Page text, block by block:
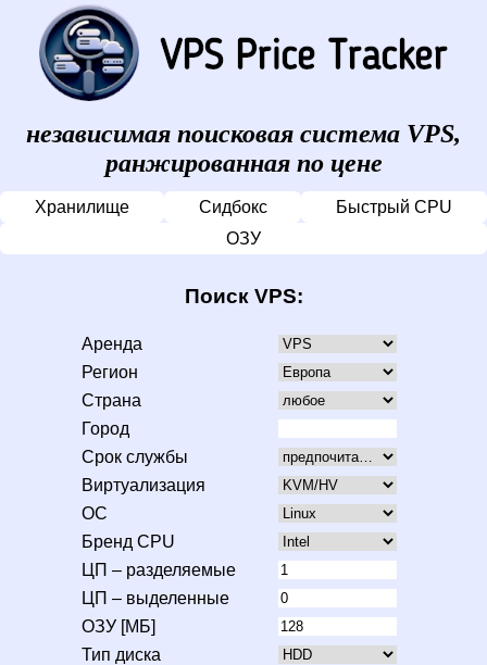
независимая поисковая система VPS,
ранжированная по цене
Хранилище Сидбокс
Быстрый CPU
ОЗУ
Поиск VPS:
Аренда
Регион
Страна
Город
Срок службы
Виртуализация
ОС
Бренд CPU
ЦП – разделяемые
ЦП – выделенные
ОЗУ [МБ]
Тип диска